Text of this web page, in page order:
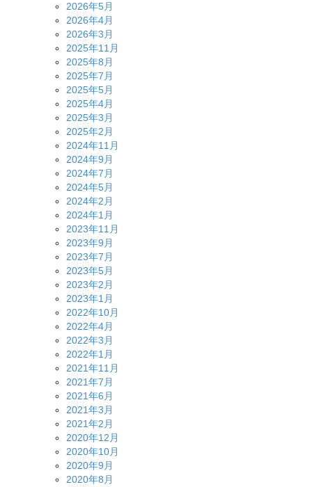
2026年5月
2026年4月
2026年3月
2025年11月
2025年8月
2025年7月
2025年5月
2025年4月
2025年3月
2025年2月
2024年11月
2024年9月
2024年7月
2024年5月
2024年2月
2024年1月
2023年11月
2023年9月
2023年7月
2023年5月
2023年2月
2023年1月
2022年10月
2022年4月
2022年3月
2022年1月
2021年11月
2021年7月
2021年6月
2021年3月
2021年2月
2020年12月
2020年10月
2020年9月
2020年8月